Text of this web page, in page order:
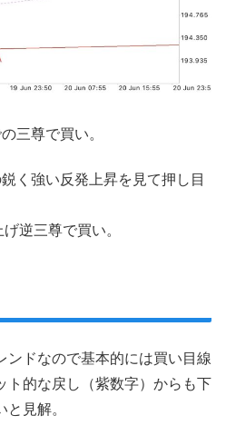
三尊で買い。
く強い反発上昇を見て押し目
逆三尊で買い。
ンドなので基本的には買い目線
ト的な戻し（紫数字）からも下
見解。